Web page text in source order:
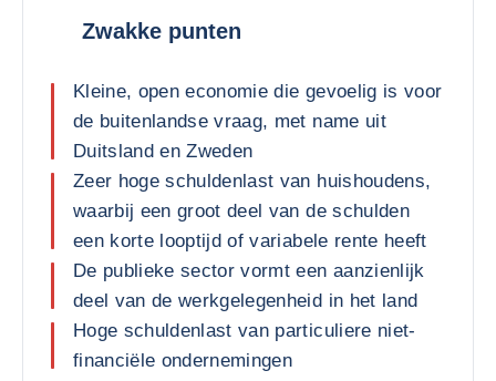
Zwakke punten
Kleine, open economie die gevoelig is voor
de buitenlandse vraag, met name uit
Duitsland en Zweden
Zeer hoge schuldenlast van huishoudens,
waarbij een groot deel van de schulden
een korte looptijd of variabele rente heeft
De publieke sector vormt een aanzienlijk
deel van de werkgelegenheid in het land
Hoge schuldenlast van particuliere niet-
financiële ondernemingen